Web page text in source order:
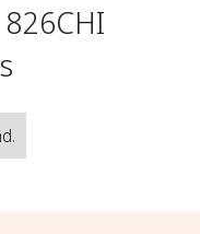
826CHI